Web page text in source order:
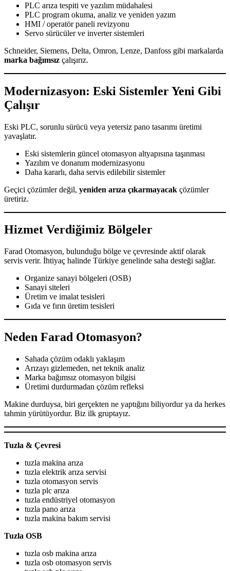
PLC arıza tespiti ve yazılım müdahalesi
PLC program okuma, analiz ve yeniden yazım
HMI / operatör paneli revizyonu
Servo sürücüler ve inverter sistemleri
Schneider, Siemens, Delta, Omron, Lenze, Danfoss gibi markalarda
marka bağımsız çalışırız.
Modernizasyon: Eski Sistemler Yeni Gibi
Çalışır
Eski PLC, sorunlu sürücü veya yetersiz pano tasarımı üretimi
yavaşlatır.
Eski sistemlerin güncel otomasyon altyapısına taşınması
Yazılım ve donanım modernizasyonu
Daha kararlı, daha servis edilebilir sistemler
Geçici çözümler değil, yeniden arıza çıkarmayacak çözümler
üretiriz.
Hizmet Verdiğimiz Bölgeler
Farad Otomasyon, bulunduğu bölge ve çevresinde aktif olarak
servis verir. İhtiyaç halinde Türkiye genelinde saha desteği sağlar.
Organize sanayi bölgeleri (OSB)
Sanayi siteleri
Üretim ve imalat tesisleri
Gıda ve fırın üretim tesisleri
Neden Farad Otomasyon?
Sahada çözüm odaklı yaklaşım
Arızayı gizlemeden, net teknik analiz
Marka bağımsız otomasyon bilgisi
Üretimi durdurmadan çözüm refleksi
Makine durduysa, biri gerçekten ne yaptığını biliyordur ya da herkes
tahmin yürütüyordur. Biz ilk gruptayız.
Tuzla & Çevresi
tuzla makina arıza
tuzla elektrik arıza servisi
tuzla otomasyon servis
tuzla plc arıza
tuzla endüstriyel otomasyon
tuzla pano arıza
tuzla makina bakım servisi
Tuzla OSB
tuzla osb makina arıza
tuzla osb otomasyon servis